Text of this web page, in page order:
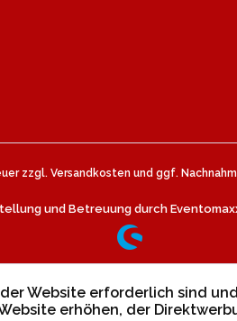
zzgl. Versandkosten und ggf.
und Betreuung durch
Website erforderlich sind
erhöhen, der